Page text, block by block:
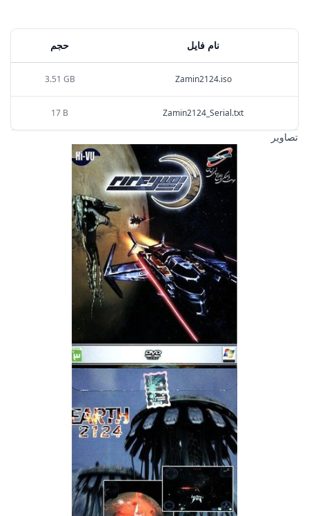
نام فایل حجم
Zamin2124.iso
3.51 GB
Zamin2124_Serial.txt
17 B
تصاویر